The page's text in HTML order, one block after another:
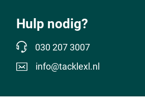
Hulp nodig?
030 207 3007
info@tacklexl.nl